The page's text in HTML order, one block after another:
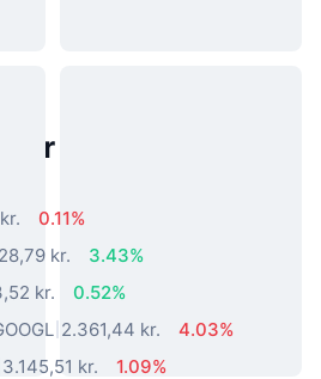
fra den virkelige
0.11%
kr.
3.43%
kr.
0.52%
2.361,44 kr.
4.03%
3.145,51 kr.
1.09%